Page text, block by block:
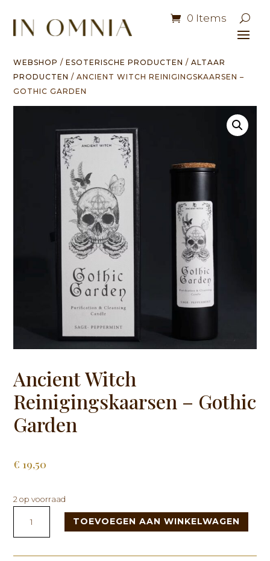
0 Items
WEBSHOP /ESOTERISCHE PRODUCTEN /ALTAAR
PRODUCTEN / ANCIENT WITCH REINIGINGSKAARSEN –
GOTHIC GARDEN
Ancient Witch
Reinigingskaarsen – Gothic
Garden
€ 19,50
2 op voorraad
Witch
Reinigingskaarsen
-
TOEVOEGEN AAN WINKELWAGEN